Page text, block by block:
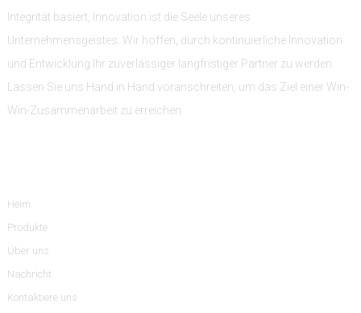
Integrität basiert, Innovation ist die Seele unseres
Unternehmensgeistes. Wir hoffen, durch kontinuierliche Innovation
und Entwicklung Ihr zuverlässiger langfristiger Partner zu werden.
Lassen Sie uns Hand in Hand voranschreiten, um das Ziel einer Win-
Win-Zusammenarbeit zu erreichen.
Heim
Produkte
Über uns
Nachricht
Kontaktiere uns